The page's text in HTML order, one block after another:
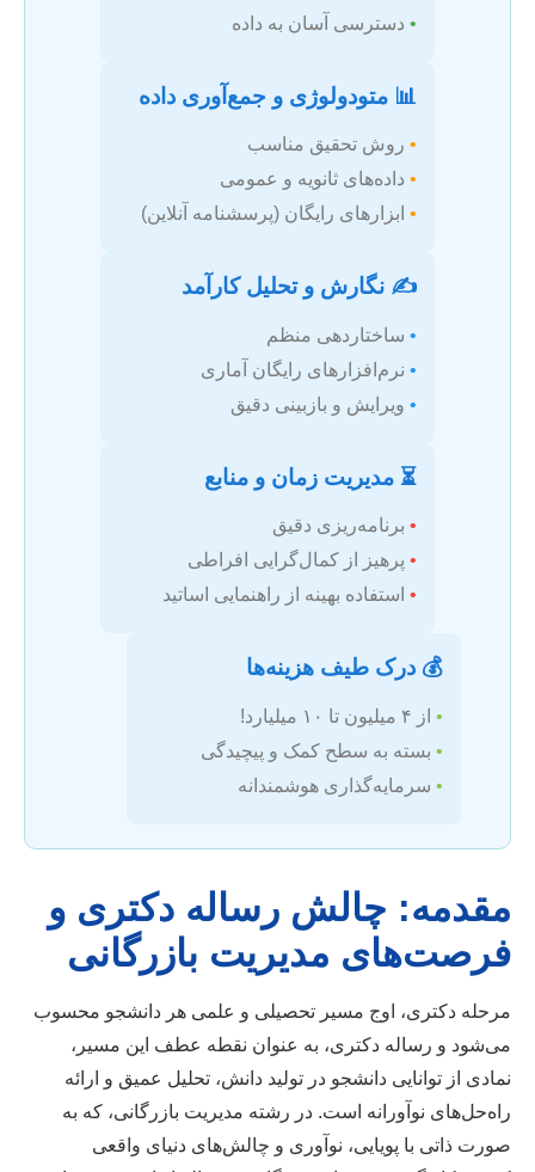
• دسترسی آسان به داده
📊 متودولوژی و جمع‌آوری داده
• روش تحقیق مناسب
• داده‌های ثانویه و عمومی
• ابزارهای رایگان (پرسشنامه آنلاین)
✍️ نگارش و تحلیل کارآمد
• ساختاردهی منظم
• نرم‌افزارهای رایگان آماری
• ویرایش و بازبینی دقیق
⏳ مدیریت زمان و منابع
• برنامه‌ریزی دقیق
• پرهیز از کمال‌گرایی افراطی
• استفاده بهینه از راهنمایی اساتید
💰 درک طیف هزینه‌ها
• از ۴ میلیون تا ۱۰ میلیارد!
• بسته به سطح کمک و پیچیدگی
• سرمایه‌گذاری هوشمندانه
مقدمه: چالش رساله دکتری و
فرصت‌های مدیریت بازرگانی
مرحله دکتری، اوج مسیر تحصیلی و علمی هر دانشجو محسوب
می‌شود و رساله دکتری، به عنوان نقطه عطف این مسیر،
نمادی از توانایی دانشجو در تولید دانش، تحلیل عمیق و ارائه
راه‌حل‌های نوآورانه است. در رشته مدیریت بازرگانی، که به
صورت ذاتی با پویایی، نوآوری و چالش‌های دنیای واقعی